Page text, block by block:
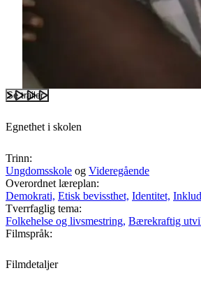
Se trailer
Egnethet i skolen
Trinn:
Ungdomsskole og Videregående
Overordnet læreplan:
Demokrati, Etisk bevissthet, Identitet,
Tverrfaglig tema:
Folkehelse og livsmestring, Bærekraftig
Filmspråk:
Filmdetaljer